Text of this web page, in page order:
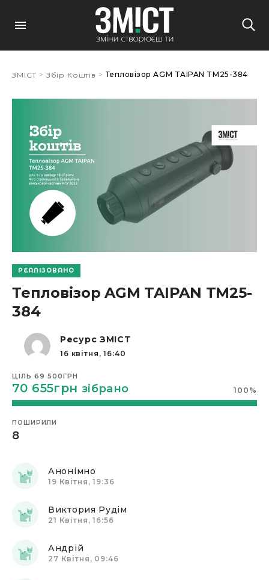
ЗМІСТ > Збір Коштів > Тепловізор AGM TAIPAN TM25-384
РЕАЛІЗОВАНО
Тепловізор AGM TAIPAN TM25-
384
Ресурс ЗМІСТ
16 квітня, 16:40
ЦІЛЬ 69 500ГРН
70 655грн зібрано 100 %
ПОШИРИЛИ
8
Анонімно
19 Квітня, 19:36
Виктория Рудім
21 Квітня, 16:56
Андрій
27 Квітня, 09:46